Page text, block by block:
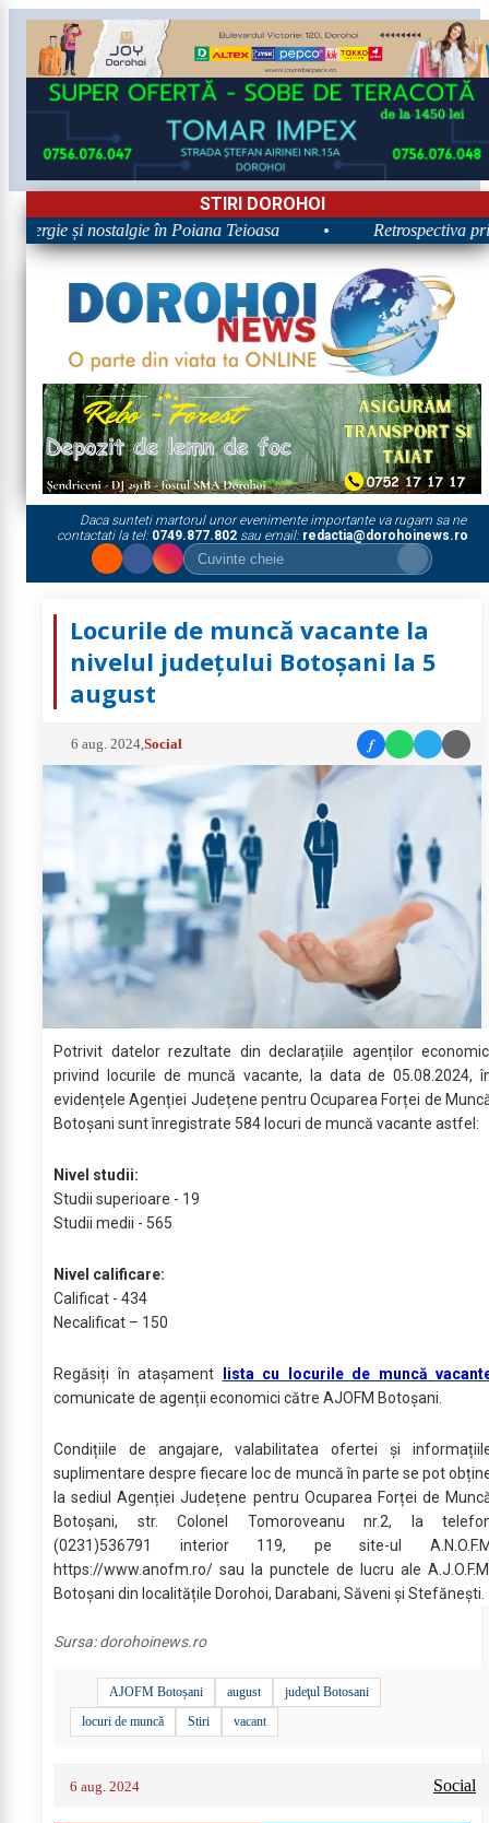
STIRI DOROHOI
și nostalgie în Poiana Teioasa Retrospectiva
Daca sunteti martorul unor evenimente importante va rugam sa ne
contactati la tel: 0749.877.802sau email: redactia@dorohoinews.ro
Locurile de muncă vacante la
nivelul județului Botoșani la 5
august
6 aug. 2024 ,Social f
Potrivit datelor rezultate din declarațiile agenților
privind locurile de muncă vacante, la data de 05.08.2024,
evidențele Agenției Județene pentru Ocuparea Forței de
Botoșani sunt înregistrate 584 locuri de muncă vacante astfel:
Nivel studii:
Studii superioare - 19
Studii medii - 565
Nivel calificare:
Calificat - 434
Necalificat – 150
Regăsiți în atașament
lista cu locurile de muncă
comunicate de agenții economici către AJOFM Botoșani.
Condițiile de angajare, valabilitatea ofertei și
suplimentare despre fiecare loc de muncă în parte se pot
la sediul Agenției Județene pentru Ocuparea Forței de
Botoșani, str. Colonel Tomoroveanu nr.2, la
(0231)536791 interior 119, pe site-ul
https://www.anofm.ro/ sau la punctele de lucru ale
Botoșani din localitățile Dorohoi, Darabani, Săveni și Stefănești.
Sursa:dorohoinews.ro
AJOFM Botoșani august
judeţul Botosani
locuri de muncă
Stiri vacant
6 aug. 2024 Social